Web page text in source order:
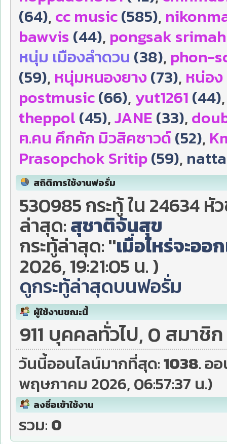
(64),cc music(585),
bawvis(44), pongsak
หนุ่ม เมืองลำดวน (38), phon-
(59), หนุ่มหนองยาง(73), หน่อง
postmusic(66), yut1261(44)
theppol(45),JANE(33),
ฅ.คน คึกคัก มิวสิคซาวด์(52),
Prasopchok Sritip(59),
สถิติการใช้งานฟอรั่ม
530985 กระทู้ ใน 24634
ล่าสุด:สุชาติจันสุข
กระทู้ล่าสุด:"เมื่อไหร่จะออ
2026, 19:21:05 น. )
ดูกระทู้ล่าสุดบนฟอรั่ม
ผู้ใช้งานขณะนี้
911 บุคคลทั่วไป, 0 สมาชิก
วันนี้ออนไลน์มากที่สุด:1038. อ
พฤษภาคม 2026, 06:57:37 น.)
ลงชื่อเข้าใช้งาน
รวม:0